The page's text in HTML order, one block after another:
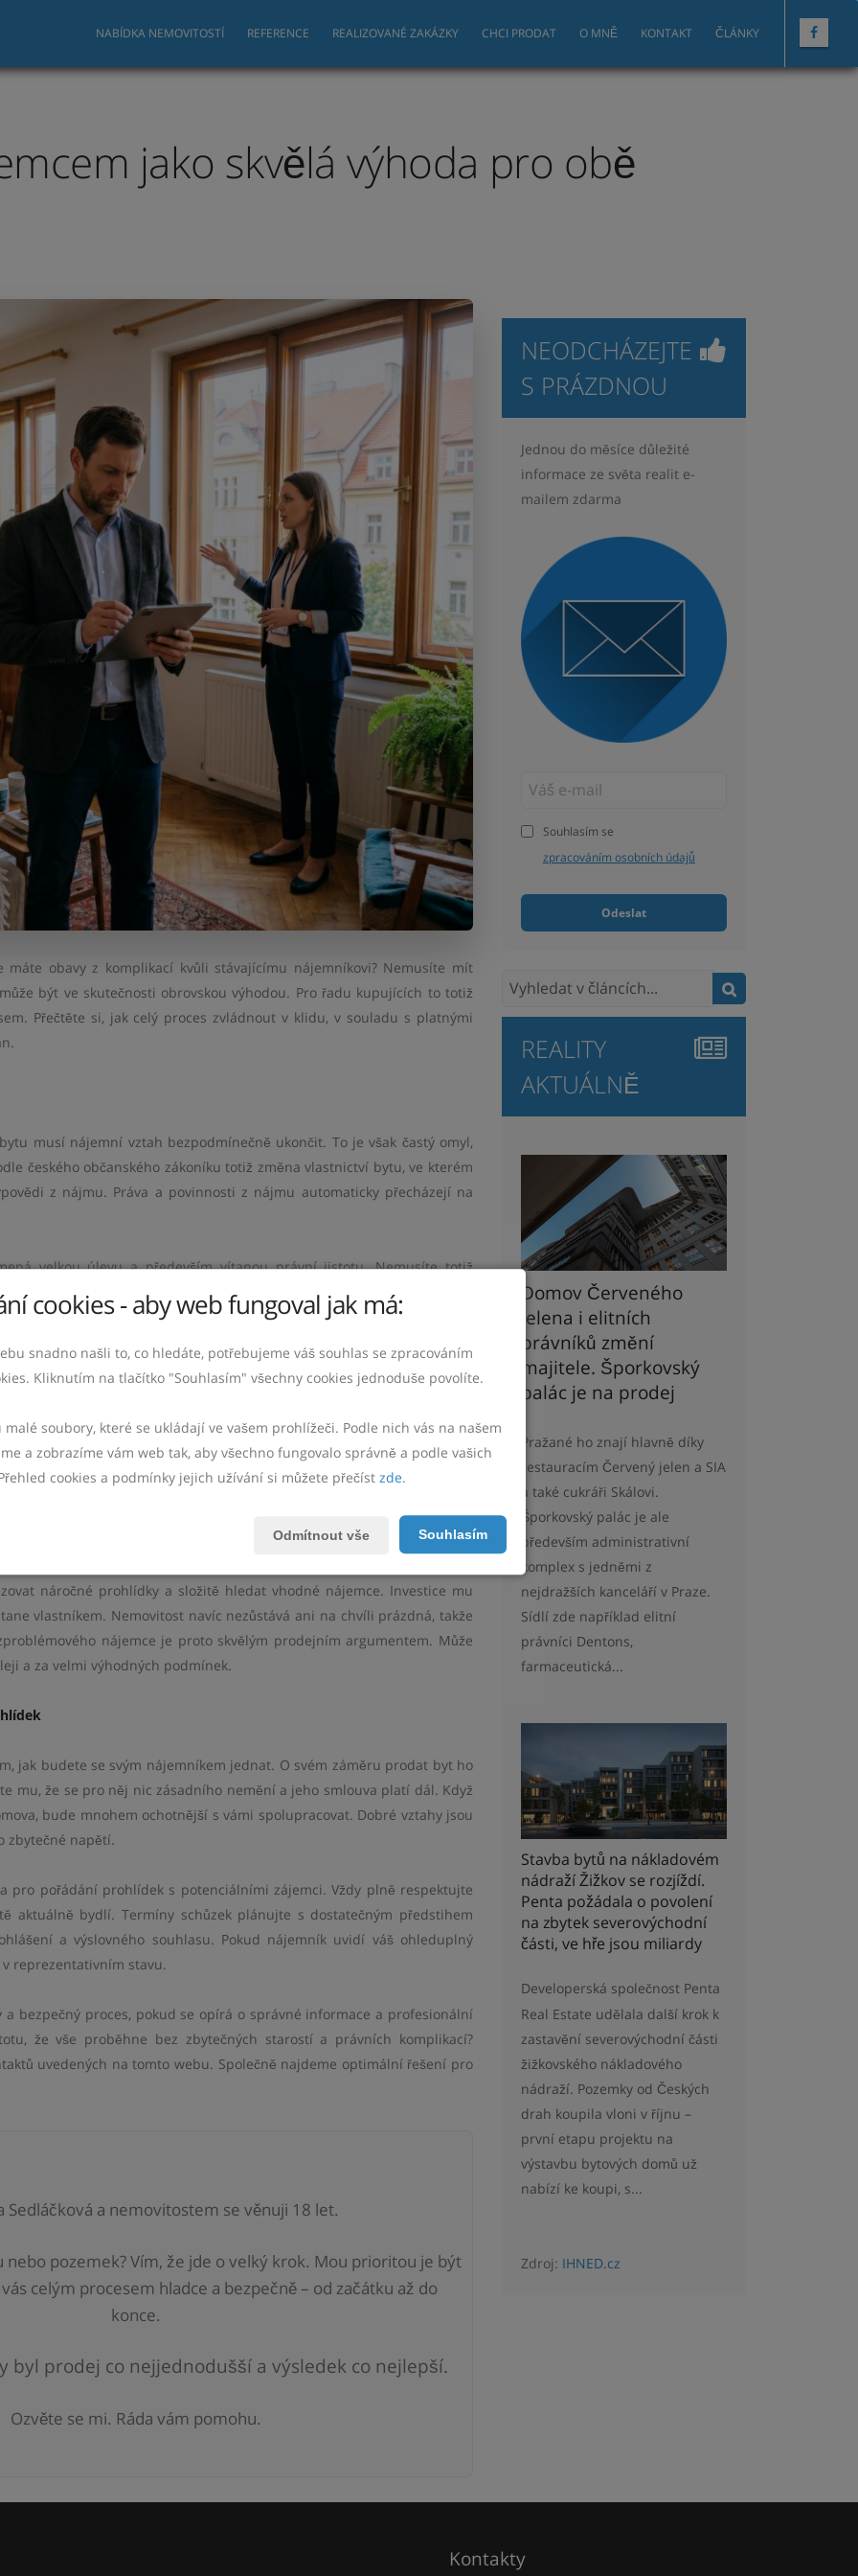
NABÍDKA NEMOVITOSTÍ REFERENCE REALIZOVANÉ ZAKÁZKY CHCI PRODAT O MNĚ KONTAKT ČLÁNKY
jako skvělá výhoda pro obě
obavy z komplikací kvůli stávajícímu nájemníkovi? Nemusíte mít
být ve skutečnosti obrovskou výhodou. Pro řadu kupujících to totiž
Přečtěte si, jak celý proces zvládnout v klidu, v souladu s platnými
musí nájemní vztah bezpodmínečně ukončit. To je však častý omyl,
českého občanského zákoníku totiž změna vlastnictví bytu, ve kterém
z nájmu. Práva a povinnosti z nájmu automaticky přecházejí na
velkou úlevu a především vítanou právní jistotu. Nemusíte totiž
zákonné důvody pro ukončení stávající smlouvy. Celý převod práv
bezpečně. Nový kupující jednoduše nastoupí na vaše místo
Tento jasný a přehledný legislativní rámec účinně chrání všechny
obchodu velmi pevný a stabilní základ.
je na realitním trhu velmi ceněným zbožím. Pro velkou skupinu
taková nemovitost ideální příležitost. Tito lidé totiž nehledají
uložení peněz a pravidelný finanční výnos. Pokud jim nabídnete byt,
obrovské množství drahocenného času i starostí.
náročné prohlídky a složitě hledat vhodné nájemce. Investice mu
vlastníkem. Nemovitost navíc nezůstává ani na chvíli prázdná, takže
nájemce je proto skvělým prodejním argumentem. Může
a za velmi výhodných podmínek.
jak budete se svým nájemníkem jednat. O svém záměru prodat byt ho
mu, že se pro něj nic zásadního nemění a jeho smlouva platí dál. Když
bude mnohem ochotnější s vámi spolupracovat. Dobré vztahy jsou
zbytečné napětí.
pro pořádání prohlídek s potenciálními zájemci. Vždy plně respektujte
aktuálně bydlí. Termíny schůzek plánujte s dostatečným předstihem
a výslovného souhlasu. Pokud nájemník uvidí váš ohleduplný
reprezentativním stavu.
bezpečný proces, pokud se opírá o správné informace a profesionální
že vše proběhne bez zbytečných starostí a právních komplikací?
uvedených na tomto webu. Společně najdeme optimální řešení pro
Sedláčková a nemovitostem se věnuji 18 let.
nebo pozemek? Vím, že jde o velký krok. Mou prioritou je být
celým procesem hladce a bezpečně – od začátku až do
konce.
byl prodej co nejjednodušší a výsledek co nejlepší.
Ozvěte se mi. Ráda vám pomohu.
NEODCHÁZEJTE
S PRÁZDNOU
Jednou do měsíce důležité
informace ze světa realit e-
mailem zdarma
Souhlasím se
zpracováním osobních údajů
Odeslat
REALITY
AKTUÁLNĚ
Domov Červeného
jelena i elitních
právníků změní
majitele. Šporkovský
palác je na prodej
Pražané ho znají hlavně díky
restauracím Červený jelen a SIA
a také cukráři Skálovi.
Šporkovský palác je ale
především administrativní
komplex s jedněmi z
nejdražších kanceláří v Praze.
Sídlí zde například elitní
právníci Dentons,
farmaceutická...
Stavba bytů na nákladovém
nádraží Žižkov se rozjíždí.
Penta požádala o povolení
na zbytek severovýchodní
části, ve hře jsou miliardy
Developerská společnost Penta
Real Estate udělala další krok k
zastavění severovýchodní části
žižkovského nákladového
nádraží. Pozemky od Českých
drah koupila vloni v říjnu –
první etapu projektu na
výstavbu bytových domů už
nabízí ke koupi, s...
Zdroj: IHNED.cz
Kontakty
cookies - aby web fungoval jak má:
snadno našli to, co hledáte, potřebujeme váš souhlas se zpracováním
Kliknutím na tlačítko "Souhlasím" všechny cookies jednoduše povolíte.
malé soubory, které se ukládají ve vašem prohlížeči. Podle nich vás na našem
a zobrazíme vám web tak, aby všechno fungovalo správně a podle vašich
cookies a podmínky jejich užívání si můžete přečíst zde.
Souhlasím
Odmítnout vše